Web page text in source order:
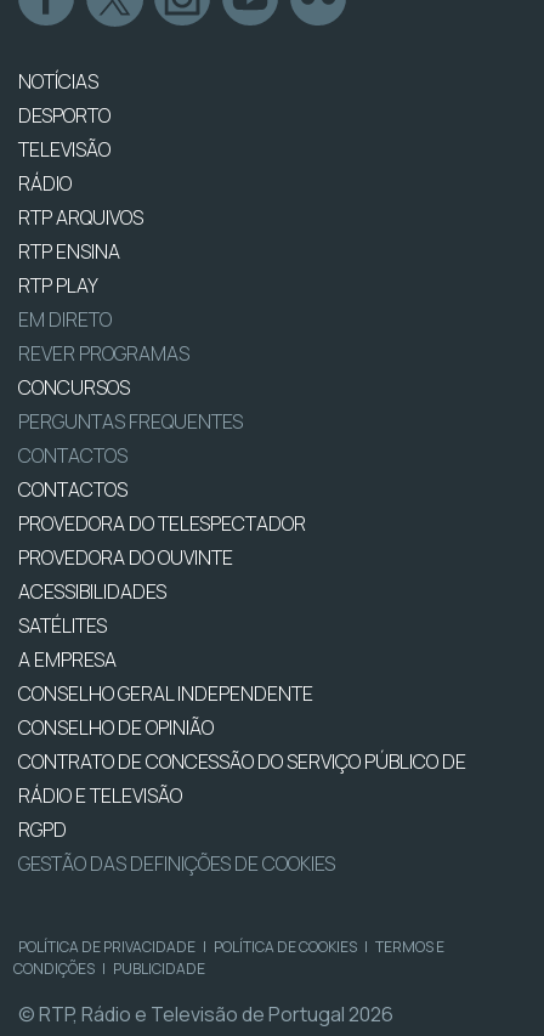
NOTÍCIAS
DESPORTO
TELEVISÃO
RÁDIO
RTP ARQUIVOS
RTP ENSINA
RTP PLAY
EM DIRETO
REVER PROGRAMAS
CONCURSOS
PERGUNTAS FREQUENTES
CONTACTOS
CONTACTOS
PROVEDORA DO TELESPECTADOR
PROVEDORA DO OUVINTE
ACESSIBILIDADES
SATÉLITES
A EMPRESA
CONSELHO GERAL INDEPENDENTE
CONSELHO DE OPINIÃO
CONTRATO DE CONCESSÃO DO SERVIÇO PÚBLICO DE
RÁDIO E TELEVISÃO
RGPD
GESTÃO DAS DEFINIÇÕES DE COOKIES
POLÍTICA DE PRIVACIDADE | POLÍTICA DE COOKIES | TERMOS E
CONDIÇÕES | PUBLICIDADE
© RTP, Rádio e Televisão de Portugal 2026